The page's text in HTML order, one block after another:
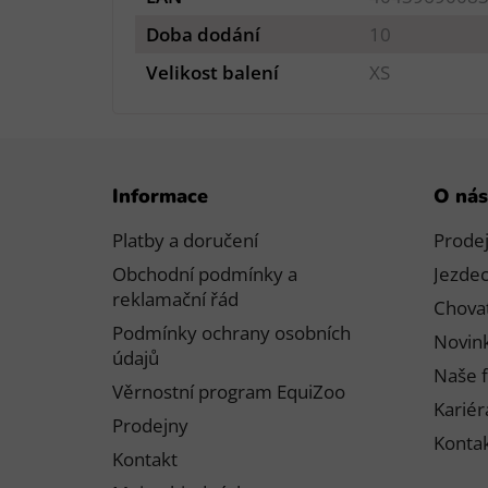
Doba dodání
10
Velikost balení
XS
Informace
Platby a doručení
Obchodní podmínky a
reklamační řád
Podmínky ochrany osobních
údajů
Věrnostní program EquiZoo
Prodejny
Kontakt
O nás
Naše